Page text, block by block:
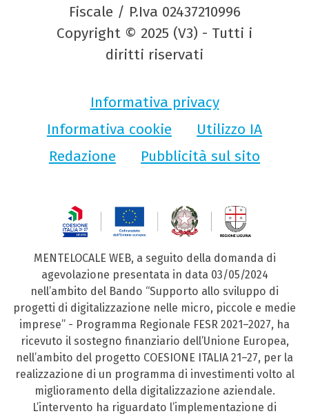
Fiscale / P.Iva 02437210996
Copyright © 2025 (V3) - Tutti i
diritti riservati
Informativa privacy
Informativa cookie
Utilizzo IA
Redazione
Pubblicità sul sito
MENTELOCALE WEB, a seguito della domanda di
agevolazione presentata in data 03/05/2024
nell’ambito del Bando “Supporto allo sviluppo di
progetti di digitalizzazione nelle micro, piccole e medie
imprese” - Programma Regionale FESR 2021–2027, ha
ricevuto il sostegno finanziario dell’Unione Europea,
nell’ambito del progetto COESIONE ITALIA 21–27, per la
realizzazione di un programma di investimenti volto al
miglioramento della digitalizzazione aziendale.
L’intervento ha riguardato l’implementazione di